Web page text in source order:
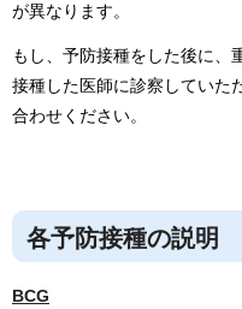
が異なります。
もし、予防接種をした後に、
接種した医師に診察していた
合わせください。
各予防接種の説明
BCG